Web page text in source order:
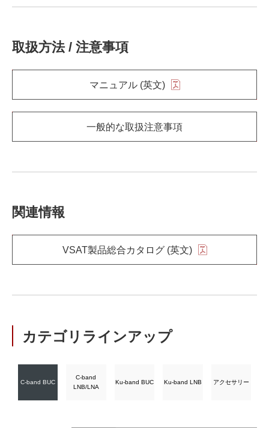
取扱方法 / 注意事項
マニュアル (英文)
一般的な取扱注意事項
関連情報
VSAT製品総合カタログ (英文)
カテゴリラインアップ
C-band BUC
C-band
LNB/LNA
Ku-band BUC Ku-band LNB アクセサリー